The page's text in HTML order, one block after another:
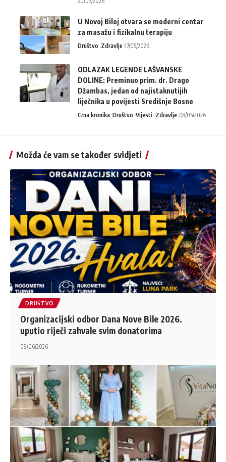
U Novoj Biloj otvara se moderni centar
za masažu i fizikalnu terapiju
Društvo Zdravlje 17/05/2026
ODLAZAK LEGENDE LAŠVANSKE
DOLINE: Preminuo prim. dr. Drago
Džambas, jedan od najistaknutijih
liječnika u povijesti Središnje Bosne
Crna kronika Društvo Vijesti Zdravlje 08/05/2026
Možda će vam se također svidjeti
DRUŠTVO
Organizacijski odbor Dana Nove Bile 2026.
uputio riječi zahvale svim donatorima
09/06/2026